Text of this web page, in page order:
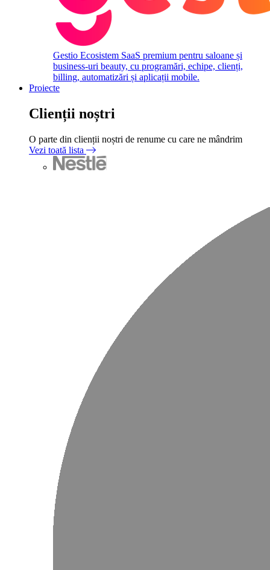
Gestio Ecosistem SaaS premium pentru saloane și
business-uri beauty, cu programări, echipe, clienți,
billing, automatizări și aplicații mobile.
Proiecte
Clienții noștri
O parte din clienții noștri de renume cu care ne mândrim
Vezi toată lista